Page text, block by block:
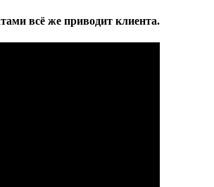
всё же приводит клиента.